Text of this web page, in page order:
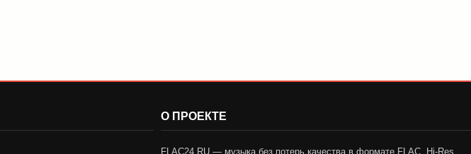
О ПРОЕКТЕ
FLAC24.RU — музыка без потерь качества в формате FLAC, Hi-Res